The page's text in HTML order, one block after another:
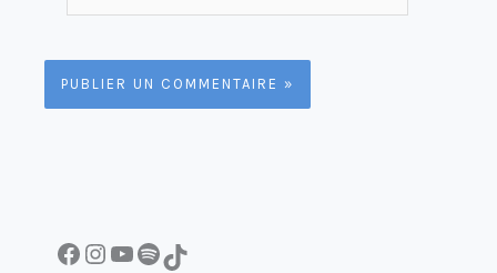
mail*
Facebook InstagramYouTube Spotify TikTok